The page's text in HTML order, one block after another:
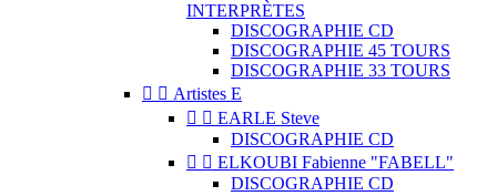
INTERPRÈTES
DISCOGRAPHIE CD
DISCOGRAPHIE 45 TOURS
DISCOGRAPHIE 33 TOURS
  Artistes E
  EARLE Steve
DISCOGRAPHIE CD
  ELKOUBI Fabienne "FABELL"
DISCOGRAPHIE CD